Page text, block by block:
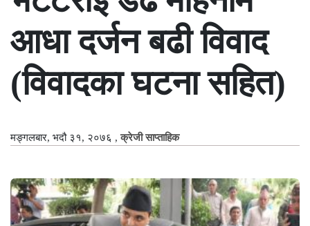
आधा दर्जन बढी विवाद
(विवादका घटना सहित)
मङ्गलबार, भदौ ३१, २०७६ ,क्रेजी साप्ताहिक